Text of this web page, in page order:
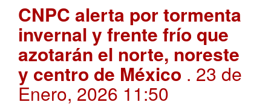
CNPC alerta por tormenta
invernal y frente frío que
azotarán el norte, noreste
y centro de México . 23 de
Enero, 2026 11:50